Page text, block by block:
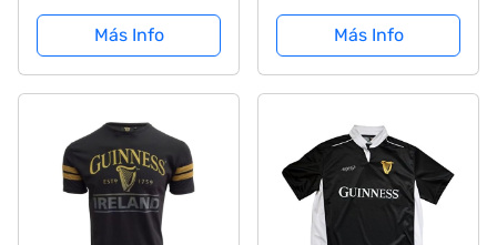
CamisetaMás Info
Hombres Capucha
Negro Medium
Más Info